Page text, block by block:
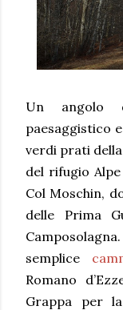
Un angolo
paesaggistico
verdi prati della
del rifugio
Col Moschin,
delle Prima
semplice
Romano
Grappa per